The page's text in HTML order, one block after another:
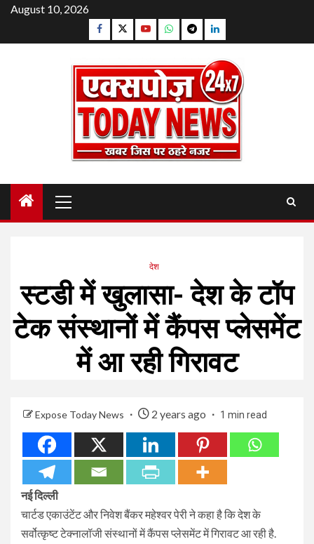
Skip
content
August 10, 2026
Facebook
TwitterYouTubeWhatsapp
TelegramLinkedin
Menu
देश
स्टडी में खुलासा- देश के टॉप
टेक संस्थानों में कैंपस प्लेसमेंट
में आ रही गिरावट
Expose Today News 2 years ago 1 min read
नई दिल्ली
चार्टड एकाउंटेंट और निवेश बैंकर महेश्वर पेरी ने कहा है कि देश के
सर्वोत्कृष्ट टेक्नालॉजी संस्थानों में कैंपस प्लेसमेंट में गिरावट आ रही है.